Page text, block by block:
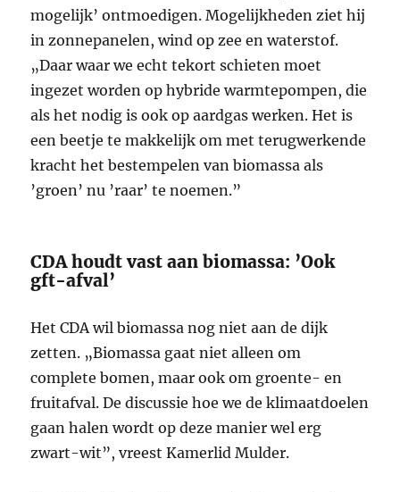
mogelijk’ ontmoedigen. Mogelijkheden ziet hij
in zonnepanelen, wind op zee en waterstof.
„Daar waar we echt tekort schieten moet
ingezet worden op hybride warmtepompen, die
als het nodig is ook op aardgas werken. Het is
een beetje te makkelijk om met terugwerkende
kracht het bestempelen van biomassa als
’groen’ nu ’raar’ te noemen.”
CDA houdt vast aan biomassa: ’Ook
gft-afval’
Het CDA wil biomassa nog niet aan de dijk
zetten. „Biomassa gaat niet alleen om
complete bomen, maar ook om groente- en
fruitafval. De discussie hoe we de klimaatdoelen
gaan halen wordt op deze manier wel erg
zwart-wit”, vreest Kamerlid Mulder.